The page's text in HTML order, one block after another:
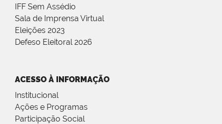
IFF Sem Assédio
Sala de Imprensa Virtual
Eleições 2023
Defeso Eleitoral 2026
ACESSO À INFORMAÇÃO
Institucional
Ações e Programas
Participação Social